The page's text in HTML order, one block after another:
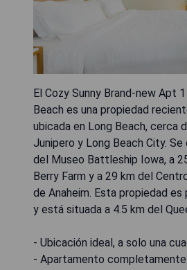
El Cozy Sunny Brand-new Apt
Beach es una propiedad
ubicada en Long Beach, cerca
Junipero y Long Beach City.
del Museo Battleship Iowa, a
Berry Farm y a 29 km del
de Anaheim. Esta propiedad es
y está situada a 4.5 km del
- Ubicación ideal, a solo una
- Apartamento completamente